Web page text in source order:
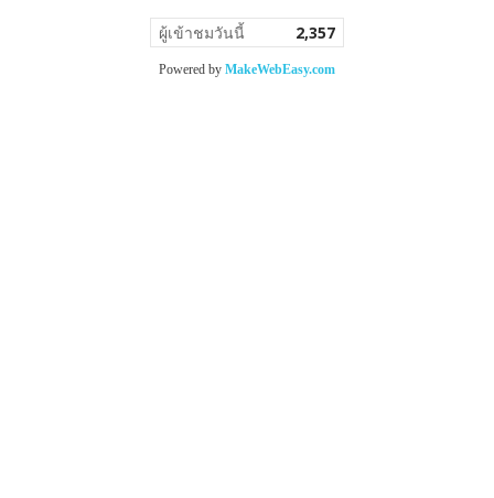
ผู้เข้าชมวันนี้ 2,357
Powered by MakeWebEasy.com